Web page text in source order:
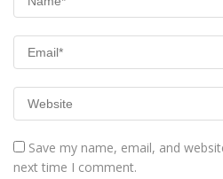
Save my name, email, and
next time I comment.